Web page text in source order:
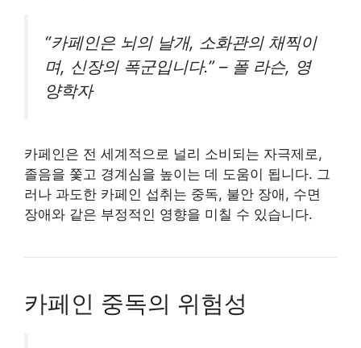
“카페인은 뇌의 날개, 소화관의 채찍이
며, 신장의 폭군입니다.” – 폴 라슨, 영
양학자
카페인은 전 세계적으로 널리 소비되는 자극제로,
졸음을 쫓고 경계심을 높이는 데 도움이 됩니다. 그
러나 과도한 카페인 섭취는 중독, 불안 장애, 수면
장애와 같은 부정적인 영향을 미칠 수 있습니다.
카페인 중독의 위험성